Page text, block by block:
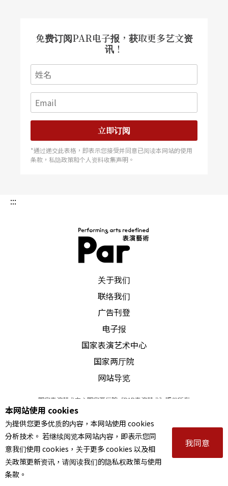
辨识出「玫瑰花」，必须被它扎了一下或是闻到它
的香味才能确定；或是大家一起听音乐，医生问病
人：「您知道这是谁的曲子吗？」病人口说知道，
但却咕噜咕噜地发出一串我们无法辨识意义的声
音，最后只好把作曲家的名字写在板子上。医生接
过来看后点点头，再将板子交给另一个病人，问
说：「您知道是谁吗？」病人点头，不过虽然想
念，却心有余而力不足。这时医生彷如揭晓谜底般
「不！」对于医生的询问，他常回答：「是。」遇
到少数只能用否定作答的问题时，他会微笑地说：
「不！」医生作势往他胸口一劈！果然他反射地说
出：「不！」但之后，依然故我。
另外也有人不断地重复点蜡烛、吹蜡烛，无法停
止，必须要有人强制把蜡烛拿走，才能暂停他的行
剧中的医生为了淸楚显现病人的行为，有时将录影
机连接两个电视萤幕加以放大；或要病人念书，然
后录音起来；或是直接拿镜子给病人，让他们面对
自己。电视、镜子、录音三者的共同功能都是逼迫
病人更真确地看到或听到「现在」的自己，当面对
免费订阅PAR电子报，获取更多艺文资
讯！
立即订阅
*通过递交此表格，即表示您接受并同意已阅读本网站的使用
条款，私隐政策和个人资料收集声明。
:::
关于我们
联络我们
广告刊登
电子报
国家表演艺术中心
国家两厅院
网站导览
国家表演艺术中心国家两厅院《PAR表演艺术》版权所有
© 2022Performing arts redefined. All Rights Reserved
统一编号 Tax Id number 00973926
本站所提供相关演出资讯，如有异动应以主办单位公告为准。
服务条款｜隐私权声明｜著作权声明
本网站使用 cookies
为提供您更多优质的内容，本网站使用 cookies
分析技术。 若继续阅览本网站内容，即表示您同
意我们使用 cookies，关于更多 cookies 以及相
关政策更新资讯，请阅读我们的隐私权政策与使用
条款。
我同意